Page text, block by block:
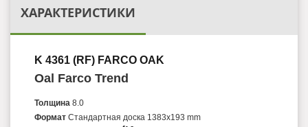
ХАРАКТЕРИСТИКИ
K 4361 (RF) FARCO OAK
Oal Farco Trend
Толщина 8.0
Формат Стандартная доска 1383x193 mm